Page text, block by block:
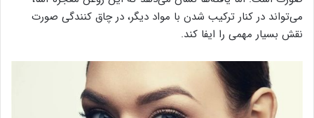
می‌تواند در کنار ترکیب شدن با مواد دیگر، در چاق کنندگی صورت
نقش بسیار مهمی را ایفا کند.